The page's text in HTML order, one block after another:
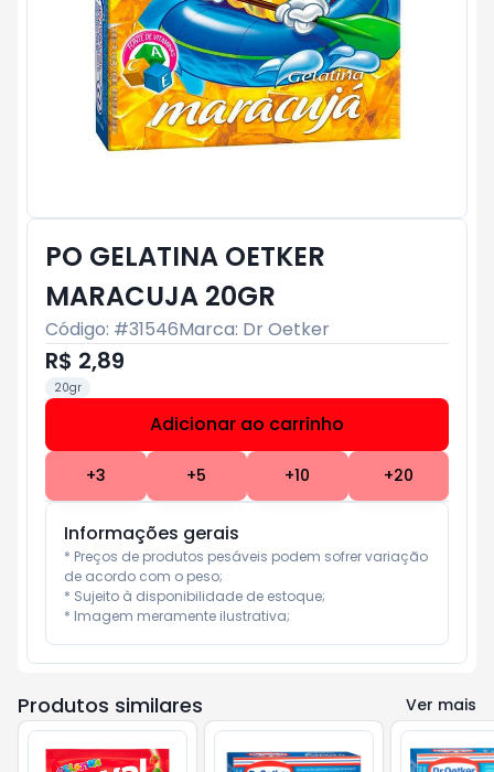
PO GELATINA OETKER
MARACUJA 20GR
Código: #31546Marca: Dr Oetker
R$ 2,89
20gr
Adicionar ao carrinho
+3 +5 +10 +20
Informações gerais
* Preços de produtos pesáveis podem sofrer variação
de acordo com o peso;
* Sujeito à disponibilidade de estoque;
* Imagem meramente ilustrativa;
Produtos similares Ver mais